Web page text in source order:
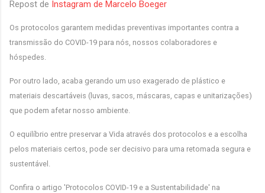
Repost de Instagram de Marcelo Boeger
Os protocolos garantem medidas preventivas importantes contra a
transmissão do COVID-19 para nós, nossos colaboradores e
hóspedes.
Por outro lado, acaba gerando um uso exagerado de plástico e
materiais descartáveis (luvas, sacos, máscaras, capas e unitarizações)
que podem afetar nosso ambiente.
O equilíbrio entre preservar a Vida através dos protocolos e a escolha
pelos materiais certos, pode ser decisivo para uma retomada segura e
sustentável.
Confira o artigo 'Protocolos COVID-19 e a Sustentabilidade' na